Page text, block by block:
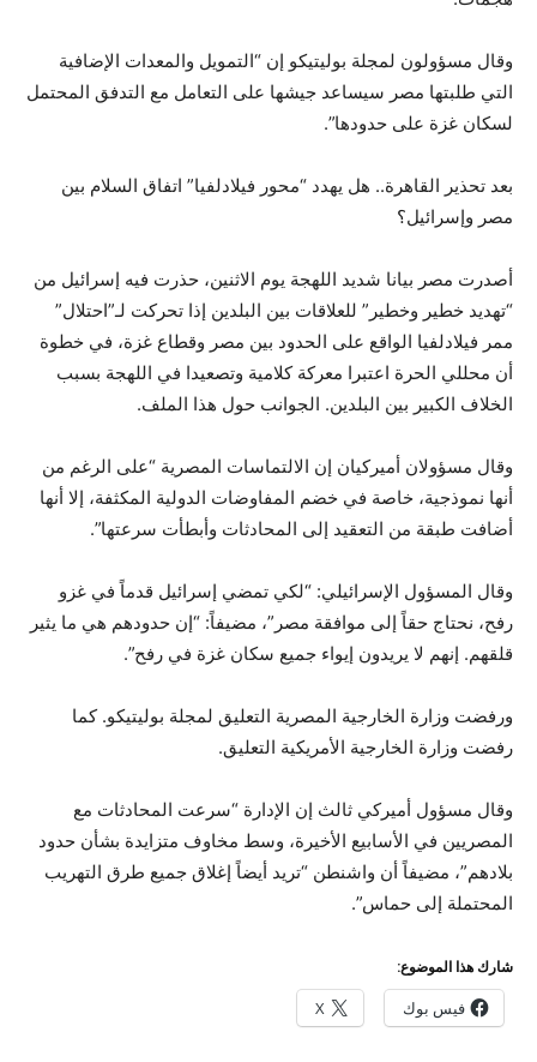
وقال مسؤولون لمجلة بوليتيكو إن “التمويل والمعدات الإضافية
التي طلبتها مصر سيساعد جيشها على التعامل مع التدفق المحتمل
لسكان غزة على حدودها”.
بعد تحذير القاهرة.. هل يهدد “محور فيلادلفيا” اتفاق السلام بين
مصر وإسرائيل؟
أصدرت مصر بيانا شديد اللهجة يوم الاثنين، حذرت فيه إسرائيل من
“تهديد خطير وخطير” للعلاقات بين البلدين إذا تحركت لـ”احتلال”
ممر فيلادلفيا الواقع على الحدود بين مصر وقطاع غزة، في خطوة
أن محللي الحرة اعتبرا معركة كلامية وتصعيدا في اللهجة بسبب
الخلاف الكبير بين البلدين. الجوانب حول هذا الملف.
وقال مسؤولان أميركيان إن الالتماسات المصرية “على الرغم من
أنها نموذجية، خاصة في خضم المفاوضات الدولية المكثفة، إلا أنها
أضافت طبقة من التعقيد إلى المحادثات وأبطأت سرعتها”.
وقال المسؤول الإسرائيلي: “لكي تمضي إسرائيل قدماً في غزو
رفح، نحتاج حقاً إلى موافقة مصر”، مضيفاً: “إن حدودهم هي ما يثير
قلقهم. إنهم لا يريدون إيواء جميع سكان غزة في رفح”.
ورفضت وزارة الخارجية المصرية التعليق لمجلة بوليتيكو. كما
رفضت وزارة الخارجية الأمريكية التعليق.
وقال مسؤول أميركي ثالث إن الإدارة “سرعت المحادثات مع
المصريين في الأسابيع الأخيرة، وسط مخاوف متزايدة بشأن حدود
بلادهم”، مضيفاً أن واشنطن “تريد أيضاً إغلاق جميع طرق التهريب
المحتملة إلى حماس”.
شارك هذا الموضوع:
فيس بوك X